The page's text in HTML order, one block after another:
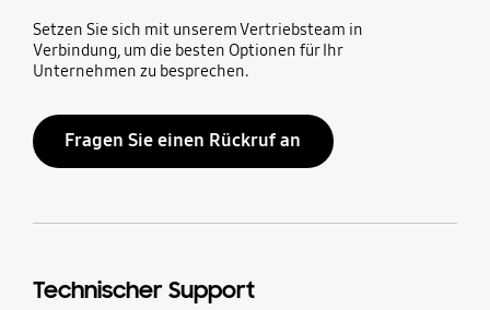
Setzen Sie sich mit unserem Vertriebsteam in
Verbindung, um die besten Optionen für Ihr
Unternehmen zu besprechen.
Fragen Sie einen Rückruf an
Technischer Support